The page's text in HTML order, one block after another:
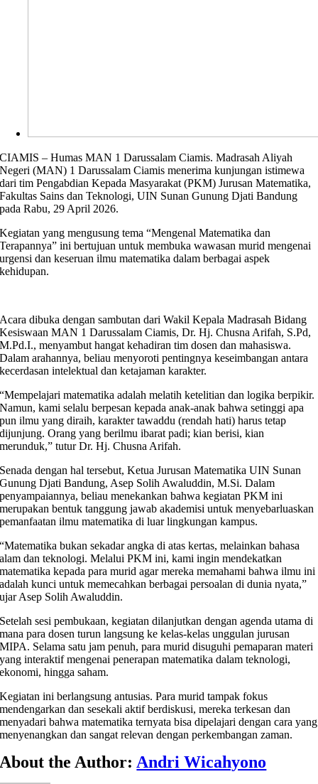
CIAMIS – Humas MAN 1 Darussalam Ciamis. Madrasah Aliyah
Negeri (MAN) 1 Darussalam Ciamis menerima kunjungan istimewa
dari tim Pengabdian Kepada Masyarakat (PKM) Jurusan Matematika,
Fakultas Sains dan Teknologi, UIN Sunan Gunung Djati Bandung
pada Rabu, 29 April 2026.
Kegiatan yang mengusung tema “Mengenal Matematika dan
Terapannya” ini bertujuan untuk membuka wawasan murid mengenai
urgensi dan keseruan ilmu matematika dalam berbagai aspek
kehidupan.
Acara dibuka dengan sambutan dari Wakil Kepala Madrasah Bidang
Kesiswaan MAN 1 Darussalam Ciamis, Dr. Hj. Chusna Arifah, S.Pd,
M.Pd.I., menyambut hangat kehadiran tim dosen dan mahasiswa.
Dalam arahannya, beliau menyoroti pentingnya keseimbangan antara
kecerdasan intelektual dan ketajaman karakter.
“Mempelajari matematika adalah melatih ketelitian dan logika berpikir.
Namun, kami selalu berpesan kepada anak-anak bahwa setinggi apa
pun ilmu yang diraih, karakter tawaddu (rendah hati) harus tetap
dijunjung. Orang yang berilmu ibarat padi; kian berisi, kian
merunduk,” tutur Dr. Hj. Chusna Arifah.
Senada dengan hal tersebut, Ketua Jurusan Matematika UIN Sunan
Gunung Djati Bandung, Asep Solih Awaluddin, M.Si. Dalam
penyampaiannya, beliau menekankan bahwa kegiatan PKM ini
merupakan bentuk tanggung jawab akademisi untuk menyebarluaskan
pemanfaatan ilmu matematika di luar lingkungan kampus.
“Matematika bukan sekadar angka di atas kertas, melainkan bahasa
alam dan teknologi. Melalui PKM ini, kami ingin mendekatkan
matematika kepada para murid agar mereka memahami bahwa ilmu ini
adalah kunci untuk memecahkan berbagai persoalan di dunia nyata,”
ujar Asep Solih Awaluddin.
Setelah sesi pembukaan, kegiatan dilanjutkan dengan agenda utama di
mana para dosen turun langsung ke kelas-kelas unggulan jurusan
MIPA. Selama satu jam penuh, para murid disuguhi pemaparan materi
yang interaktif mengenai penerapan matematika dalam teknologi,
ekonomi, hingga saham.
Kegiatan ini berlangsung antusias. Para murid tampak fokus
mendengarkan dan sesekali aktif berdiskusi, mereka terkesan dan
menyadari bahwa matematika ternyata bisa dipelajari dengan cara yang
menyenangkan dan sangat relevan dengan perkembangan zaman.
About the Author: Andri Wicahyono